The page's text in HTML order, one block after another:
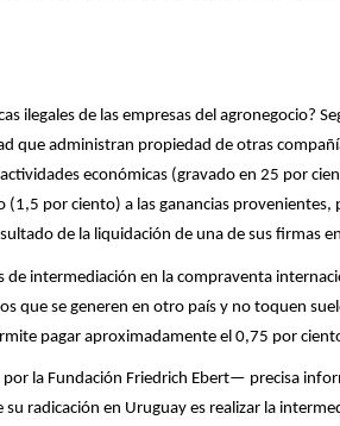
ilegales de las empresas del agronegocio?
que administran propiedad de otras
económicas (gravado en 25 por
por ciento) a las ganancias provenientes,
de la liquidación de una de sus firmas
de intermediación en la compraventa
que se generen en otro país y no toquen
pagar aproximadamente el 0,75 por
la Fundación Friedrich Ebert— precisa
radicación en Uruguay es realizar la